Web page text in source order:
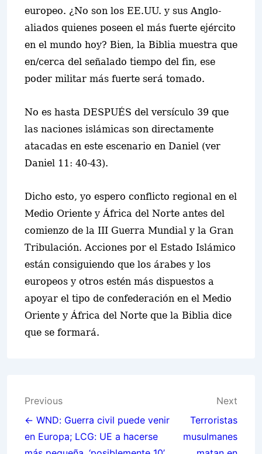
europeo. ¿No son los EE.UU. y sus Anglo-
aliados quienes poseen el más fuerte ejército
en el mundo hoy? Bien, la Biblia muestra que
en/cerca del señalado tiempo del fin, ese
poder militar más fuerte será tomado.
No es hasta DESPUÉS del versículo 39 que
las naciones islámicas son directamente
atacadas en este escenario en Daniel (ver
Daniel 11: 40-43).
Dicho esto, yo espero conflicto regional en el
Medio Oriente y África del Norte antes del
comienzo de la III Guerra Mundial y la Gran
Tribulación. Acciones por el Estado Islámico
están consiguiendo que los árabes y los
europeos y otros estén más dispuestos a
apoyar el tipo de confederación en el Medio
Oriente y África del Norte que la Biblia dice
que se formará.
Post
navigation
Previous
← WND: Guerra civil puede venir
en Europa; LCG: UE a hacerse
Next
Terroristas
musulmanes